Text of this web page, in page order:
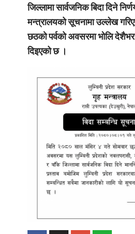
जिल्लामा सार्वजनिक बिदा दिने
मन्त्रालयको सूचनामा उल्लेख
छठको पर्वको अवसरमा भोलि देशैभर
दिइएको छ ।